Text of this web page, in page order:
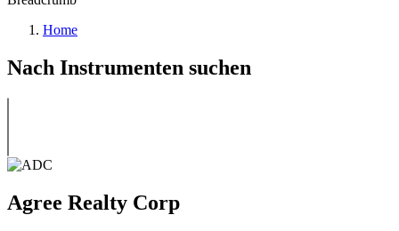
Home
Nach Instrumenten suchen
Agree Realty Corp